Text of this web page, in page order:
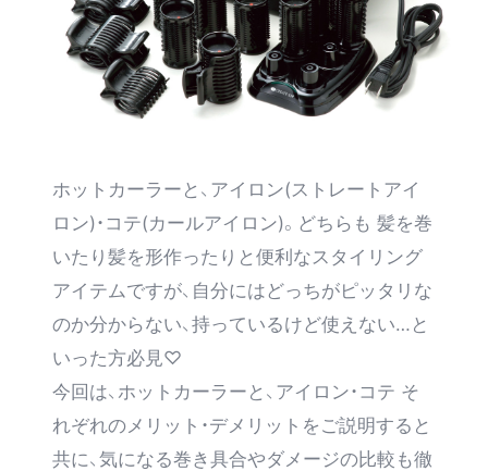
ホットカーラーと、アイロン(ストレートアイ
ロン)・コテ(カールアイロン)。どちらも 髪を巻
いたり髪を形作ったりと便利なスタイリング
アイテムですが、自分にはどっちがピッタリな
のか分からない、持っているけど使えない…と
いった方必見♡
今回は、ホットカーラーと、アイロン・コテ そ
れぞれのメリット・デメリットをご説明すると
共に、気になる巻き具合やダメージの比較も徹